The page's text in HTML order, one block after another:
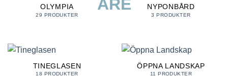
OLYMPIA
29 PRODUKTER
NYPONBÅRD
3 PRODUKTER
TINEGLASEN
18 PRODUKTER
ÖPPNA LANDSKAP
11 PRODUKTER